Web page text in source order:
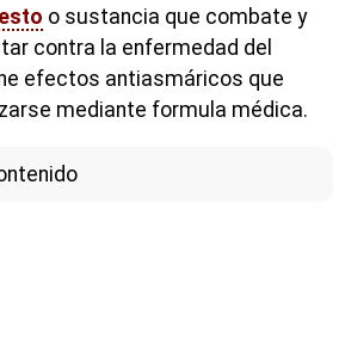
o sustancia que combate y
contra la enfermedad del
efectos antiasmáricos que
mediante formula médica.